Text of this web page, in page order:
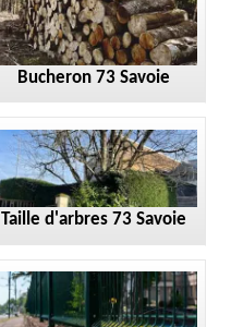
Bucheron 73 Savoie
Taille d'arbres 73 Savoie